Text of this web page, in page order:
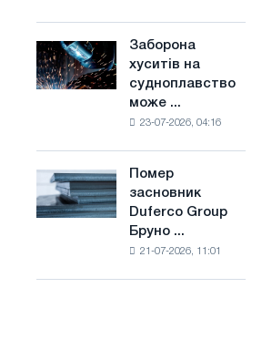
боротьбі
зі
зміною
клімату
в
Сполученому
Заборона
хуситів
на
судноплавство
Саудівської
сталі
Заборона
хуситів на
судноплавство
може ...
23-07-2026, 04:16
Помер
засновник
Duferco
Помер
засновник
Duferco Group
Бруно ...
21-07-2026, 11:01